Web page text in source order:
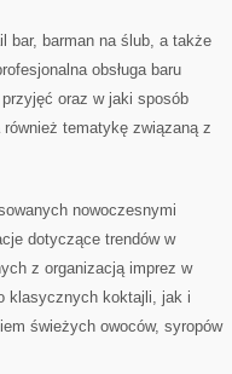
bar, barman na ślub, a także
obsługa baru
oraz w jaki sposób
tematykę związaną z
nowoczesnymi
dotyczące trendów w
z organizacją imprez w
klasycznych koktajli, jak i
świeżych owoców, syropów